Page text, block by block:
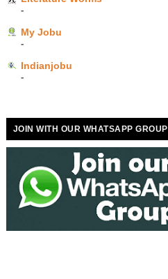
-
My Jobu
-
Indianjobu
-
JOIN WITH OUR WHATSAPP GROUP